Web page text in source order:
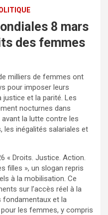
8 mars
des femmes
milliers de femmes ont
pour imposer leurs
et la parité. Les
nocturnes dans
la lutte contre les
les inégalités salariales et
« Droits. Justice. Action.
filles », un slogan repris
à la mobilisation. Ce
sur l’accès réel à la
fondamentaux et la
les femmes, y compris